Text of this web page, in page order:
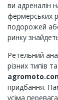
ви адреналін
фермерських
подорожей
ринку
Ретельний
різних типів
придбання.
усіма